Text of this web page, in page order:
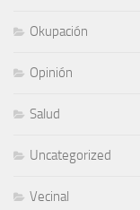
Okupación
Opinión
Salud
Uncategorized
Vecinal